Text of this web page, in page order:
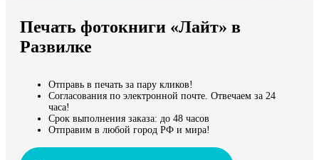
Мы доставляем по всему миру
Продолжить без города
Печать фотокниги «Лайт» в
Развилке
Отправь в печать за пару кликов!
Согласования по электронной почте. Отвечаем за 24
часа!
Срок выполнения заказа: до 48 часов
Отправим в любой город РФ и мира!